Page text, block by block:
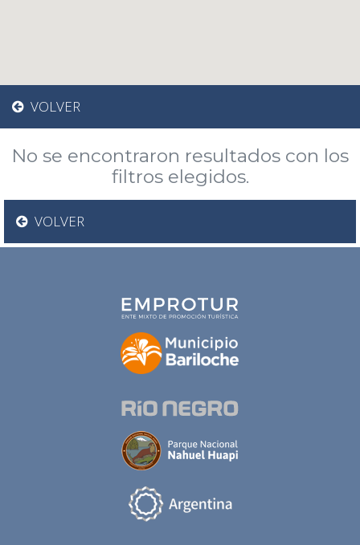
VOLVER
No se encontraron resultados con los
filtros elegidos.
VOLVER